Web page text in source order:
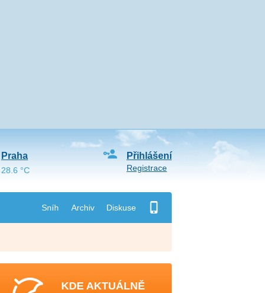
Sníh Archiv Diskuse
Přihlášení
Registrace
Praha
28.6 °C
KDE AKTUÁLNĚ